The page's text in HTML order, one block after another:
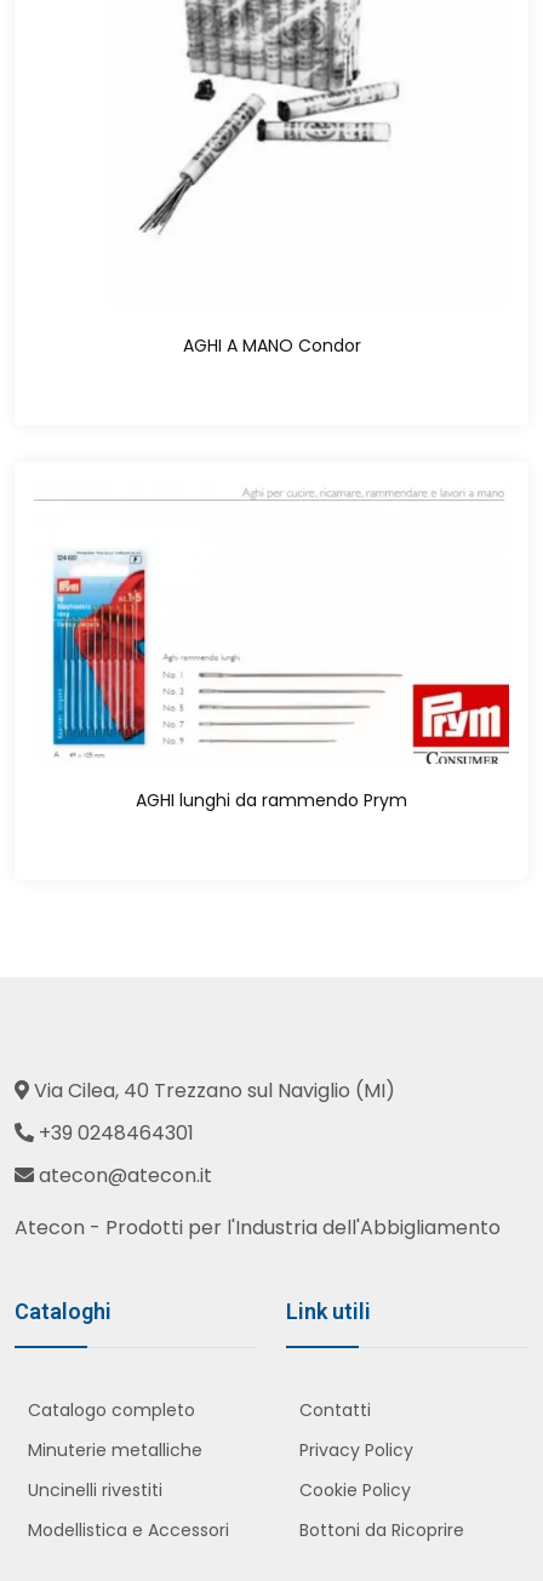
AGHI A MANO Condor
AGHI lunghi da rammendo Prym
Via Cilea, 40 Trezzano sul Naviglio (MI)
+39 0248464301
atecon@atecon.it
Atecon - Prodotti per l'Industria dell'Abbigliamento
Cataloghi
Catalogo completo
Minuterie metalliche
Uncinelli rivestiti
Modellistica e Accessori
Link utili
Contatti
Privacy Policy
Cookie Policy
Bottoni da Ricoprire